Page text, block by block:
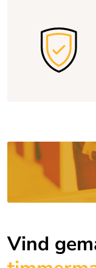
Vind